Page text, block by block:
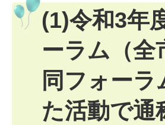
(1)令和3年
ーラム（全
同フォー
た活動で通